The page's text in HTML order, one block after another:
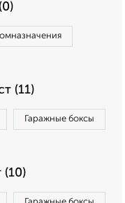
(11)
Гаражные боксы